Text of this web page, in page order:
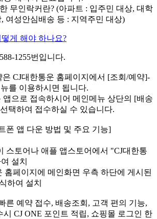
무인락커란? (아파트 : 입주민 대상, 대학
여성안심배송 등 : 지역주민 대상)
게 해야 하나요?
1255번입니다.
CJ대한통운 홈페이지에서 [조회/예약]-
를 이용하시면 됩니다.
앱으로 접속하시어 메인메뉴 상단의 [배송
택하여 접수하실 수 있습니다.
폰 앱 다운 방법 및 주요 기능]
스토어나 애플 앱스토어에서 "CJ대한통
설치
홈페이지에 메인화면 우측 하단에 게시된
하여 설치
른 예약 접수, 배송조회, 고객 편의 기능,
시 CJ ONE 포인트 적립, 쇼핑몰 로그인 한